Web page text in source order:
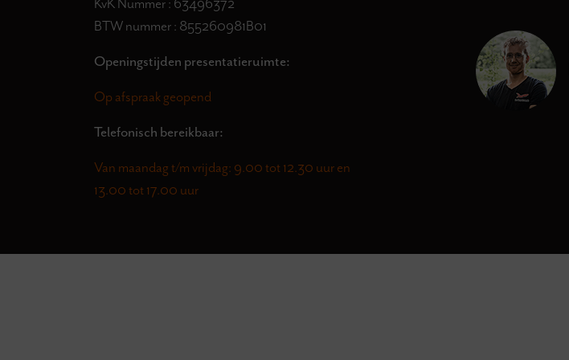
BTW nummer : 855260981B01
Openingstijden presentatieruimte:
Op afspraak geopend
Telefonisch bereikbaar:
Van maandag t/m vrijdag: 9.00 tot 12.30 uur en
13.00 tot 17.00 uur